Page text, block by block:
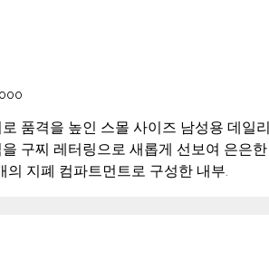
품격을 높인 스몰 사이즈 남성용 데일
구찌 레터링으로 새롭게 선보여 은은
의 지폐 컴파트먼트로 구성한 내부.